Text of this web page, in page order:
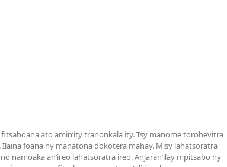
ato amin’ity tranonkala ity. Tsy manome torohevitra
foana ny manatona dokotera mahay. Misy lahatsoratra
namoaka an’ireo lahatsoratra ireo. Anjaran’ilay mpitsabo ny